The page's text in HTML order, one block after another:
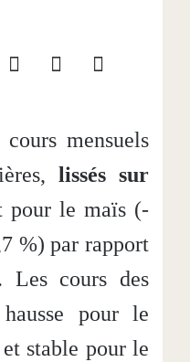
cours mensuels
lissés sur
pour le maïs (-
%) par rapport
Les cours des
pour le
stable pour le